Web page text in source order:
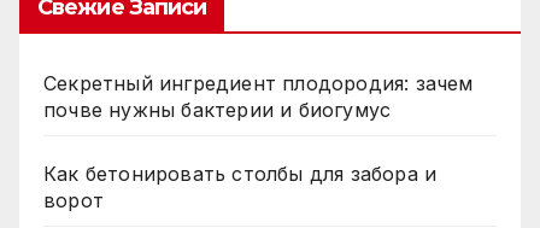
Свежие Записи
Секретный ингредиент плодородия: зачем
почве нужны бактерии и биогумус
Как бетонировать столбы для забора и
ворот